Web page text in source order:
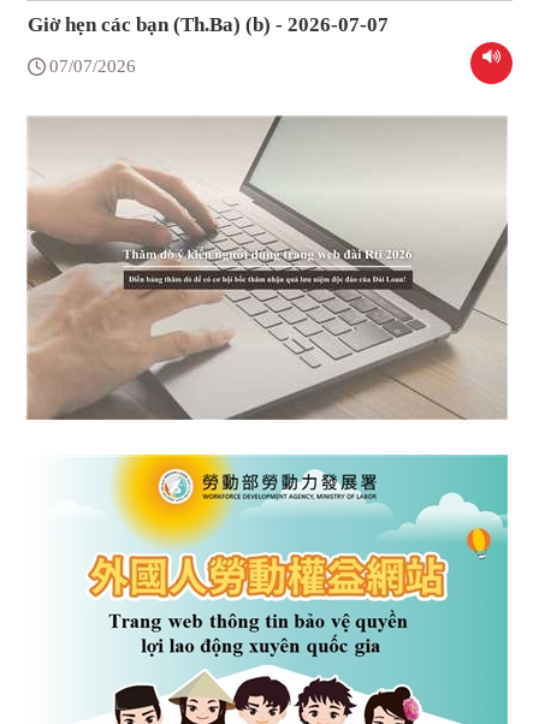
Giờ hẹn các bạn (Th.Ba) (b) - 2026-07-07
07/07/2026